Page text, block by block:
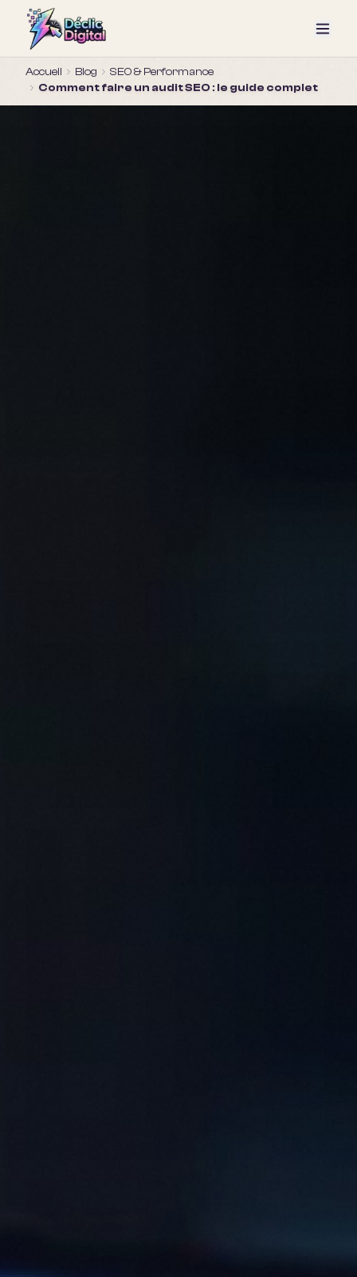
Accueil Blog
SEO & Performance
Comment faire un audit SEO : le guide complet